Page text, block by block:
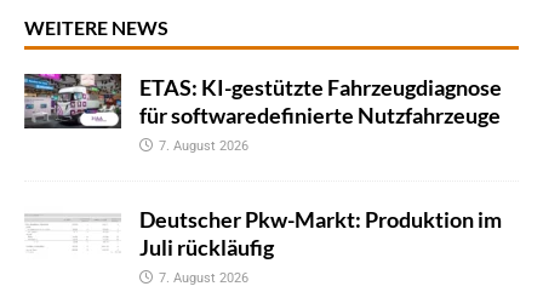
WEITERE NEWS
ETAS: KI-gestützte Fahrzeugdiagnose
für softwaredefinierte Nutzfahrzeuge
7. August 2026
Deutscher Pkw-Markt: Produktion im
Juli rückläufig
7. August 2026